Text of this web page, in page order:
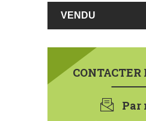
€
252400
CONTACTER
Par